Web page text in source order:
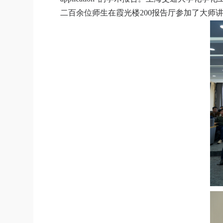
二百余位师生在霞光楼200报告厅参加了大师